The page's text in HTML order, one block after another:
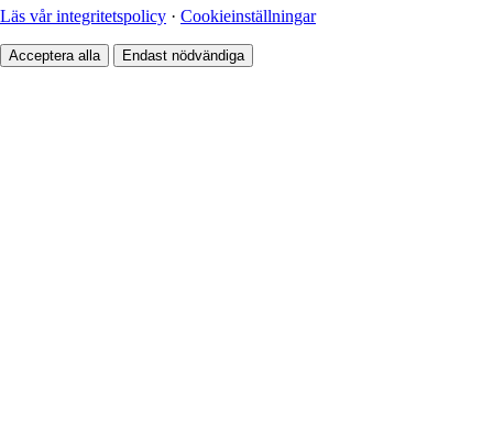
Läs vår integritetspolicy · Cookieinställningar
Acceptera alla Endast nödvändiga